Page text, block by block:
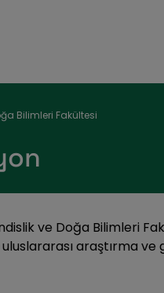
Bilimleri Fakültesi
ve Doğa Bilimleri
araştırma